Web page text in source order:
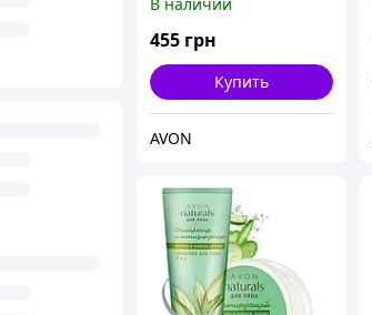
альянс с Avon, Эйвон,
23332, 50мл
В наличии
455 грн
Купить
AVON